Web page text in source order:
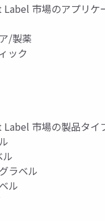
市場のアプリケ
/製薬
ック
市場の製品タイ
ル
ラベル
ル